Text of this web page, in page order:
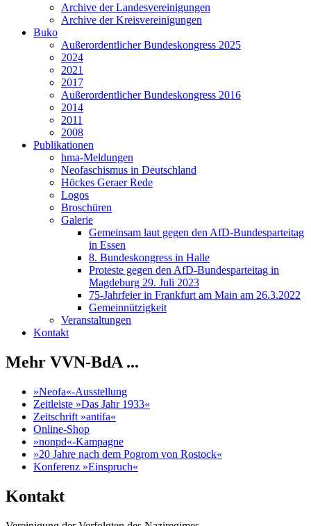
Archive der Landesvereinigungen
Archive der Kreisvereinigungen
Buko
Außerordentlicher Bundeskongress 2025
2024
2021
2017
Außerordentlicher Bundeskongress 2016
2014
2011
2008
Publikationen
hma-Meldungen
Neofaschismus in Deutschland
Höckes Geraer Rede
Logos
Broschüren
Galerie
Gemeinsam laut gegen den AfD-Bundesparteitag
in Essen
8. Bundeskongress in Halle
Proteste gegen den AfD-Bundesparteitag in
Magdeburg 29. Juli 2023
75-Jahrfeier in Frankfurt am Main am 26.3.2022
Gemeinnützigkeit
Veranstaltungen
Kontakt
Mehr VVN-BdA ...
»Neofa«-Ausstellung
Zeitleiste »Das Jahr 1933«
Zeitschrift »antifa«
Online-Shop
»nonpd«-Kampagne
»20 Jahre nach dem Pogrom von Rostock«
Konferenz »Einspruch«
Kontakt